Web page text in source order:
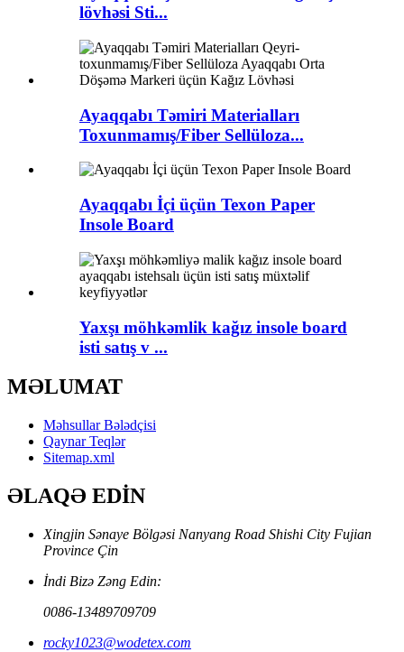
lövhəsi Sti...
Ayaqqabı Təmiri Materialları
Toxunmamış/Fiber Sellüloza...
Ayaqqabı İçi üçün Texon Paper
Insole Board
Yaxşı möhkəmlik kağız insole board
isti satış v ...
MƏLUMAT
Məhsullar Bələdçisi
Qaynar Teqlər
Sitemap.xml
ƏLAQƏ EDİN
Xingjin Sənaye Bölgəsi Nanyang Road Shishi City Fujian
Province Çin
İndi Bizə Zəng Edin:
0086-13489709709
rocky1023@wodetex.com